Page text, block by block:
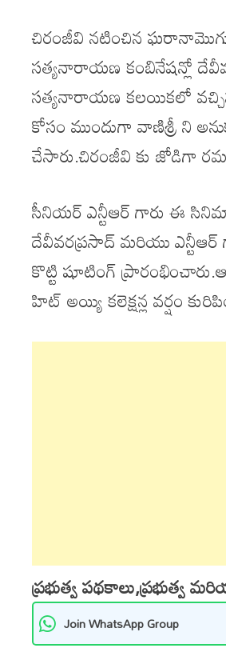
చిరంజీవి నటించిన
సత్యనారాయణ కంబినేషన్లో
సత్యనారాయణ కలయికలో
కోసం ముందుగా వాణిశ్రీ ని
చేసారు.చిరంజీవి కు జోడిగా
సీనియర్ ఎన్టీఆర్ గారు ఈ
దేవీవరప్రసాద్ మరియు
కొట్టి షూటింగ్
హిట్ అయ్యి కలెక్షన్ల వర్షం
ప్రభుత్వ
Join WhatsApp Group